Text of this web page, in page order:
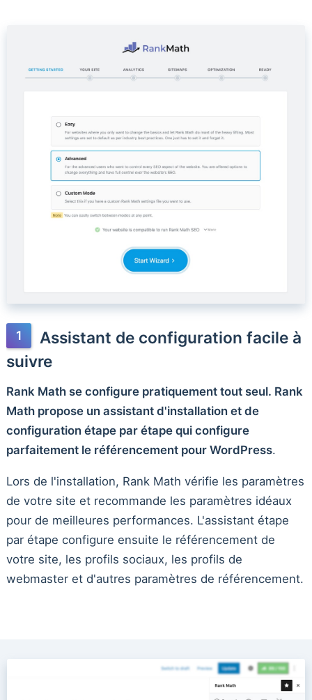
Assistant de configuration facile à
suivre
Rank Math se configure pratiquement tout seul. Rank
Math propose un assistant d'installation et de
configuration étape par étape qui configure
parfaitement le référencement pour WordPress.
Lors de l'installation, Rank Math vérifie les paramètres
de votre site et recommande les paramètres idéaux
pour de meilleures performances. L'assistant étape
par étape configure ensuite le référencement de
votre site, les profils sociaux, les profils de
webmaster et d'autres paramètres de référencement.